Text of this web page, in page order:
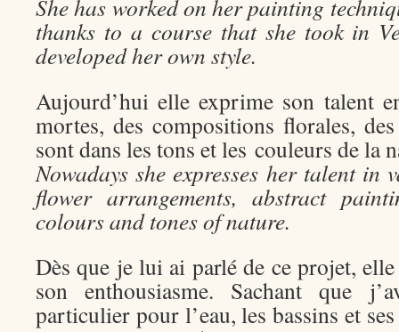
She has worked on her painting
thanks to a course that she took in
developed her own style.
Aujourd’hui elle exprime son talent
mortes, des compositions florales,
sont dans les tons et les couleurs de la
Nowadays she expresses her talent
flower arrangements, abstract
colours and tones of nature.
Dès que je lui ai parlé de ce projet,
son enthousiasme. Sachant que
particulier pour l’eau, les bassins et